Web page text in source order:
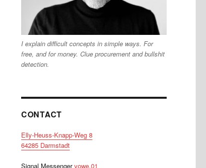
I explain difficult concepts in simple ways. For
free, and for money. Clue procurement and bullshit
detection.
CONTACT
Elly-Heuss-Knapp-Weg 8
64285 Darmstadt
Signal Messengervowe.01